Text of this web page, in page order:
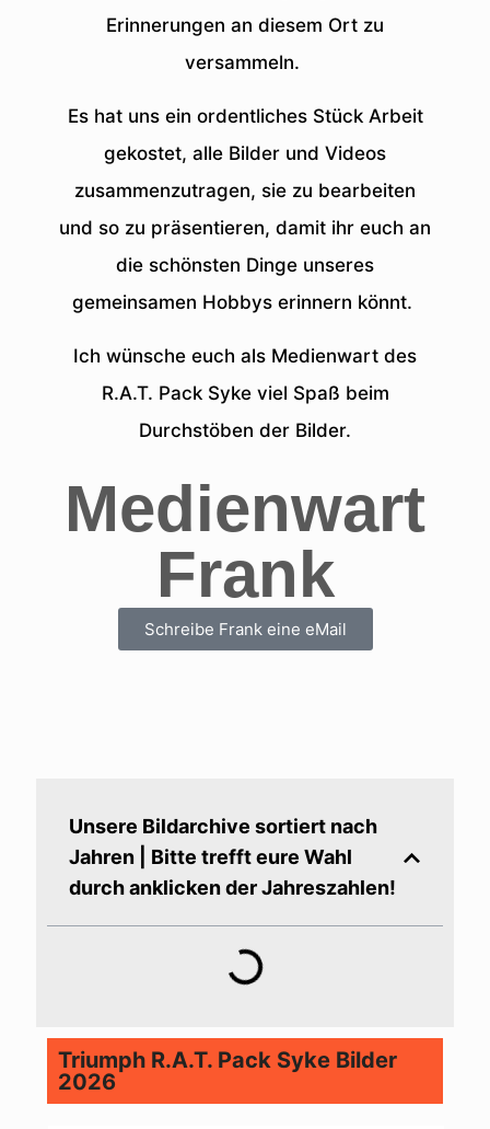
Erinnerungen an diesem Ort zu
versammeln.
Es hat uns ein ordentliches Stück Arbeit
gekostet, alle Bilder und Videos
zusammenzutragen, sie zu bearbeiten
und so zu präsentieren, damit ihr euch an
die schönsten Dinge unseres
gemeinsamen Hobbys erinnern könnt.
Ich wünsche euch als Medienwart des
R.A.T. Pack Syke viel Spaß beim
Durchstöben der Bilder.
Medienwart
Frank
Schreibe Frank eine eMail
Unsere Bildarchive sortiert nach
Jahren | Bitte trefft eure Wahl
durch anklicken der Jahreszahlen!
Triumph R.A.T. Pack Syke Bilder
2026